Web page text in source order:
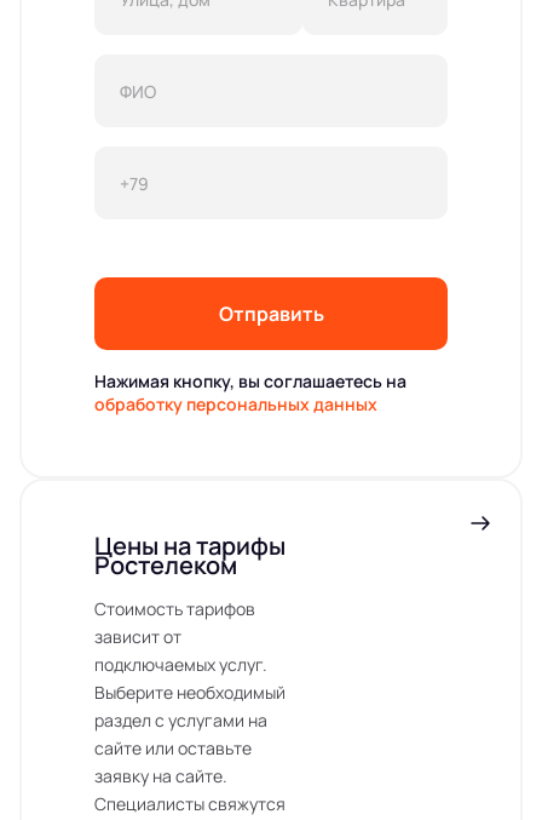
Отправить
Нажимая кнопку, вы соглашаетесь на
обработку персональных данных
Цены на тарифы
Ростелеком
Стоимость тарифов
зависит от
подключаемых услуг.
Выберите необходимый
раздел с услугами на
сайте или оставьте
заявку на сайте.
Специалисты свяжутся